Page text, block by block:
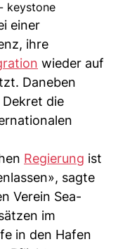
keystone
einer
ihre
wieder auf
Daneben
die
Regierung ist
sagte
Verein Sea-
im
in den Hafen